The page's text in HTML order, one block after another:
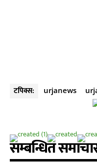
टपिक्स: urjanews
सम्बन्धित